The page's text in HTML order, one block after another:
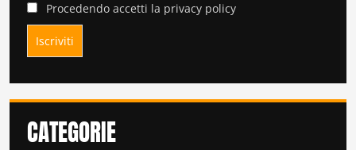
Procedendo accetti la privacy policy
CATEGORIE